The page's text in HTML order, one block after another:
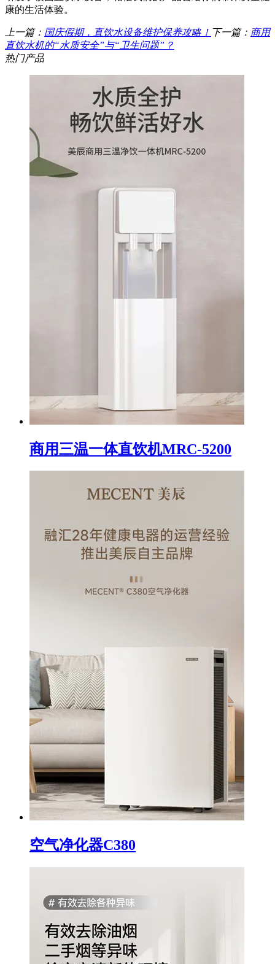
康的生活体验。
上一篇： 国庆假期，直饮水设备维护保养攻略！ 下一篇： 商用
直饮水机的“水质安全”与“卫生问题”？
热门产品
商用三温一体直饮机MRC-5200
空气净化器C380